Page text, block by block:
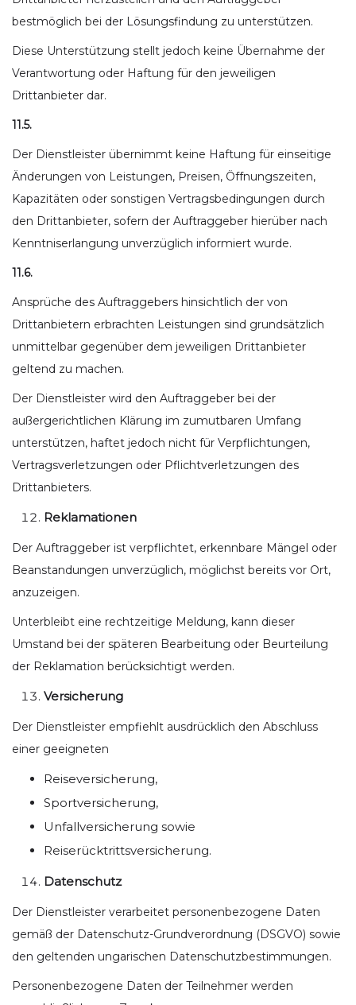
bestmöglich bei der Lösungsfindung zu unterstützen.
Diese Unterstützung stellt jedoch keine Übernahme der
Verantwortung oder Haftung für den jeweiligen
Drittanbieter dar.
11.5.
Der Dienstleister übernimmt keine Haftung für einseitige
Änderungen von Leistungen, Preisen, Öffnungszeiten,
Kapazitäten oder sonstigen Vertragsbedingungen durch
den Drittanbieter, sofern der Auftraggeber hierüber nach
Kenntniserlangung unverzüglich informiert wurde.
11.6.
Ansprüche des Auftraggebers hinsichtlich der von
Drittanbietern erbrachten Leistungen sind grundsätzlich
unmittelbar gegenüber dem jeweiligen Drittanbieter
geltend zu machen.
Der Dienstleister wird den Auftraggeber bei der
außergerichtlichen Klärung im zumutbaren Umfang
unterstützen, haftet jedoch nicht für Verpflichtungen,
Vertragsverletzungen oder Pflichtverletzungen des
Drittanbieters.
Reklamationen
Der Auftraggeber ist verpflichtet, erkennbare Mängel oder
Beanstandungen unverzüglich, möglichst bereits vor Ort,
anzuzeigen.
Unterbleibt eine rechtzeitige Meldung, kann dieser
Umstand bei der späteren Bearbeitung oder Beurteilung
der Reklamation berücksichtigt werden.
Versicherung
Der Dienstleister empfiehlt ausdrücklich den Abschluss
einer geeigneten
Reiseversicherung,
Sportversicherung,
Unfallversicherung sowie
Reiserücktrittsversicherung.
Datenschutz
Der Dienstleister verarbeitet personenbezogene Daten
gemäß der Datenschutz-Grundverordnung (DSGVO) sowie
den geltenden ungarischen Datenschutzbestimmungen.
Personenbezogene Daten der Teilnehmer werden